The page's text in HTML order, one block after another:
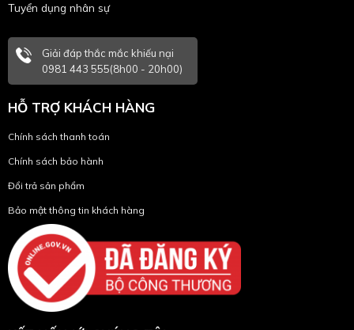
Tuyển dụng nhân sự
Giải đáp thắc mắc khiếu nại
0981 443 555(8h00 - 20h00)
HỖ TRỢ KHÁCH HÀNG
Chính sách thanh toán
Chính sách bảo hành
Đổi trả sản phẩm
Bảo mật thông tin khách hàng